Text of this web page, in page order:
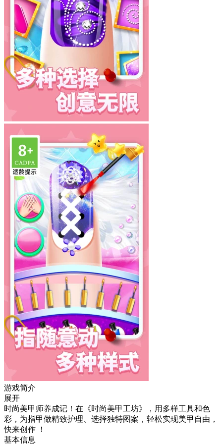
游戏简介
展开
时尚美甲师养成记！在《时尚美甲工坊》，用多样工具和色
彩，为指甲做精致护理、选择独特图案，轻松实现美甲自由，
快来创作 ！
基本信息